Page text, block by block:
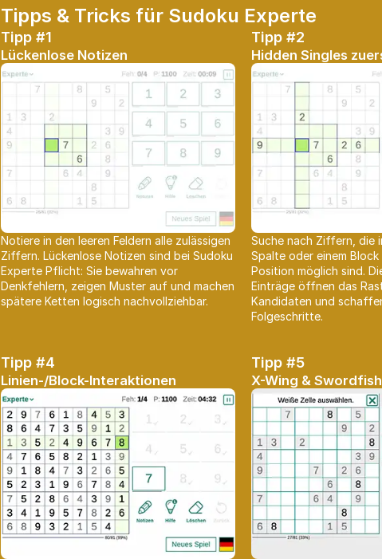
Tipps & Tricks für Sudoku Experte
Tipp #1
Lückenlose Notizen
Notiere in den leeren Feldern alle zulässigen
Ziffern. Lückenlose Notizen sind bei Sudoku
Experte Pflicht: Sie bewahren vor
Denkfehlern, zeigen Muster auf und machen
spätere Ketten logisch nachvollziehbar.
Tipp #2
Hidden Singles
Suche nach Ziffern, die
Spalte oder einem
Position möglich sind.
Einträge öffnen das
Kandidaten und
Folgeschritte.
Tipp #4
Linien-/Block-Interaktionen
Tipp #5
X-Wing &